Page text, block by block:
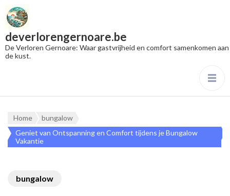
deverlorengernoare.be
De Verloren Gernoare: Waar gastvrijheid en comfort samenkomen aan
de kust.
Home
bungalow
Geniet van Ontspanning en Comfort tijdens je Bungalow
Vakantie
bungalow